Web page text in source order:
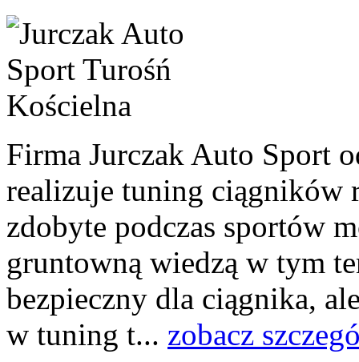
Firma Jurczak Auto Sport
realizuje tuning ciągników
zdobyte podczas sportów
gruntowną wiedzą w tym
bezpieczny dla ciągnika,
w tuning t... zobacz